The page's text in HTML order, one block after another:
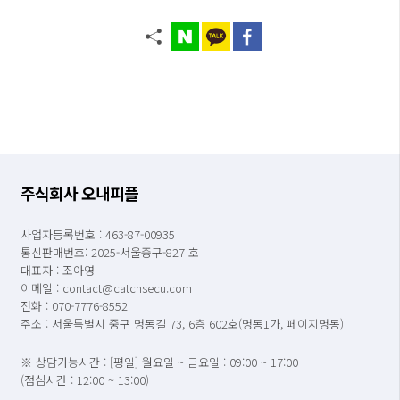
주식회사 오내피플
사업자등록번호 : 463-87-00935
통신판매번호: 2025-서울중구-827 호
대표자 : 조아영
이메일 : contact@catchsecu.com
전화 : 070-7776-8552
주소 : 서울특별시 중구 명동길 73, 6층 602호(명동1가, 페이지명동)
※ 상담가능시간 : [평일] 월요일 ~ 금요일 : 09:00 ~ 17:00
(점심시간 : 12:00 ~ 13:00)